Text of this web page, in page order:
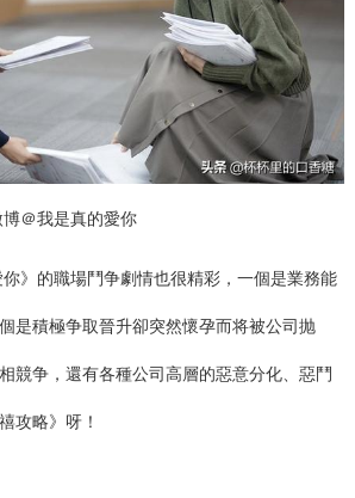
＠我是真的愛你
的職場鬥争劇情也很精彩，一個是業務能
是積極争取晉升卻突然懷孕而将被公司抛
競争，還有各種公司高層的惡意分化、惡鬥
攻略》呀！